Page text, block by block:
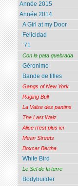
Année 2015
Année 2014
A Girl at my Door
Felicidad
’71
Con la pata quebrada
Géronimo
Bande de filles
Gangs of New York
Raging Bull
La Valse des pantins
The Last Walz
Alice n’est plus ici
Mean Streets
Boxcar Bertha
White Bird
Le Sel de la terre
Bodybuilder